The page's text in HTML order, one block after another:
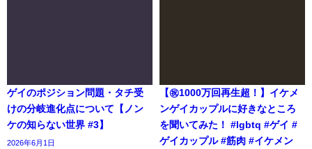
ゲイのポジション問題・タチ受
けの分岐進化点について【ノン
ケの知らない世界 #3】
2026年6月1日
【㊗️1000万回再生超！】イケメ
ンゲイカップルに好きなところ
を聞いてみた！ #lgbtq #ゲイ #
ゲイカップル #筋肉 #イケメン